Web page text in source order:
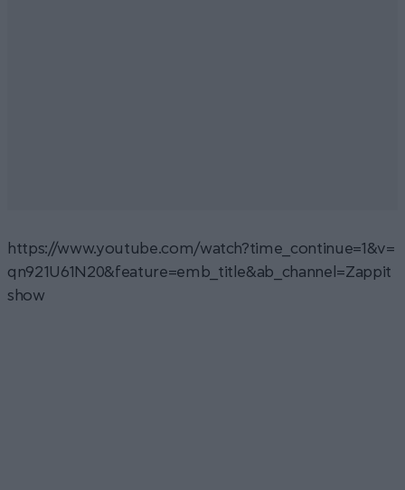
https://www.youtube.com/watch?time_continue=1&v=
qn921U61N20&feature=emb_title&ab_channel=Zappit
show